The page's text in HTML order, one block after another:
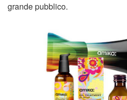
grande pubblico.